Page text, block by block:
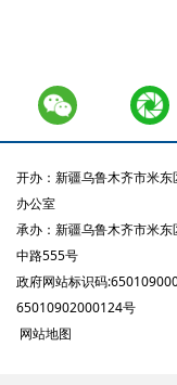
开办：新疆乌鲁木齐市米东
办公室
承办：新疆乌鲁木齐市米
中路555号
政府网站标识码
65010902000124号
网站地图